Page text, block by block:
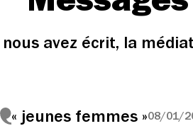
nous avez écrit, la
« jeunes femmes »08/01/